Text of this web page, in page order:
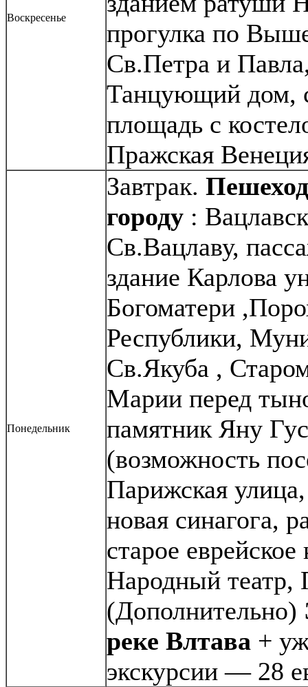
Воскресенье
прогулка по
Св.Петра и
Танцующий дом,
площадь с
Пражская
Понедельник
Завтрак.
городу :
Св.Вацлаву,
здание Карлова
Богоматери
Республики,
Св.Якуба ,
Марии перед
памятник Яну
(возможность
Парижская
новая синагога,
старое
Народный театр,
(Дополнительно)
реке Влтава +
экскурсии — 28